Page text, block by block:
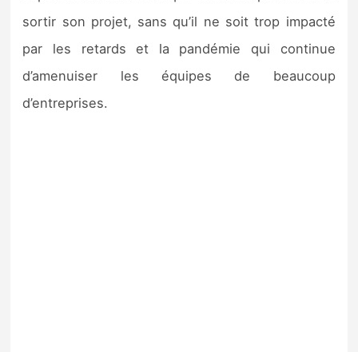
sortir son projet, sans qu’il ne soit trop impacté
par les retards et la pandémie qui continue
d’amenuiser les équipes de beaucoup
d’entreprises.